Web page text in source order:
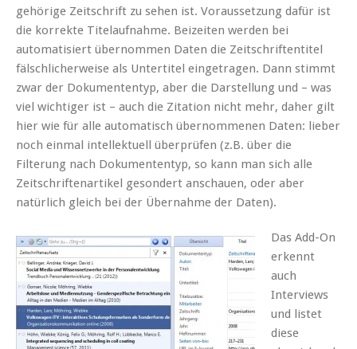
gehörige Zeitschrift zu sehen ist. Voraussetzung dafür ist
die korrekte Titelaufnahme. Beizeiten werden bei
automatisiert übernommen Daten die Zeitschriftentitel
fälschlicherweise als Untertitel eingetragen. Dann stimmt
zwar der Dokumententyp, aber die Darstellung und – was
viel wichtiger ist – auch die Zitation nicht mehr, daher gilt
hier wie für alle automatisch übernommenen Daten: lieber
noch einmal intellektuell überprüfen (z.B. über die
Filterung nach Dokumententyp, so kann man sich alle
Zeitschriftenartikel gesondert anschauen, oder aber
natürlich gleich bei der Übernahme der Daten).
Das Add-On
erkennt
auch
Interviews
und listet
diese